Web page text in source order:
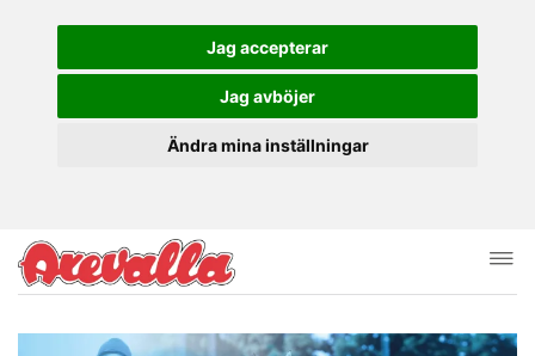
Jag accepterar
Jag avböjer
Ändra mina inställningar